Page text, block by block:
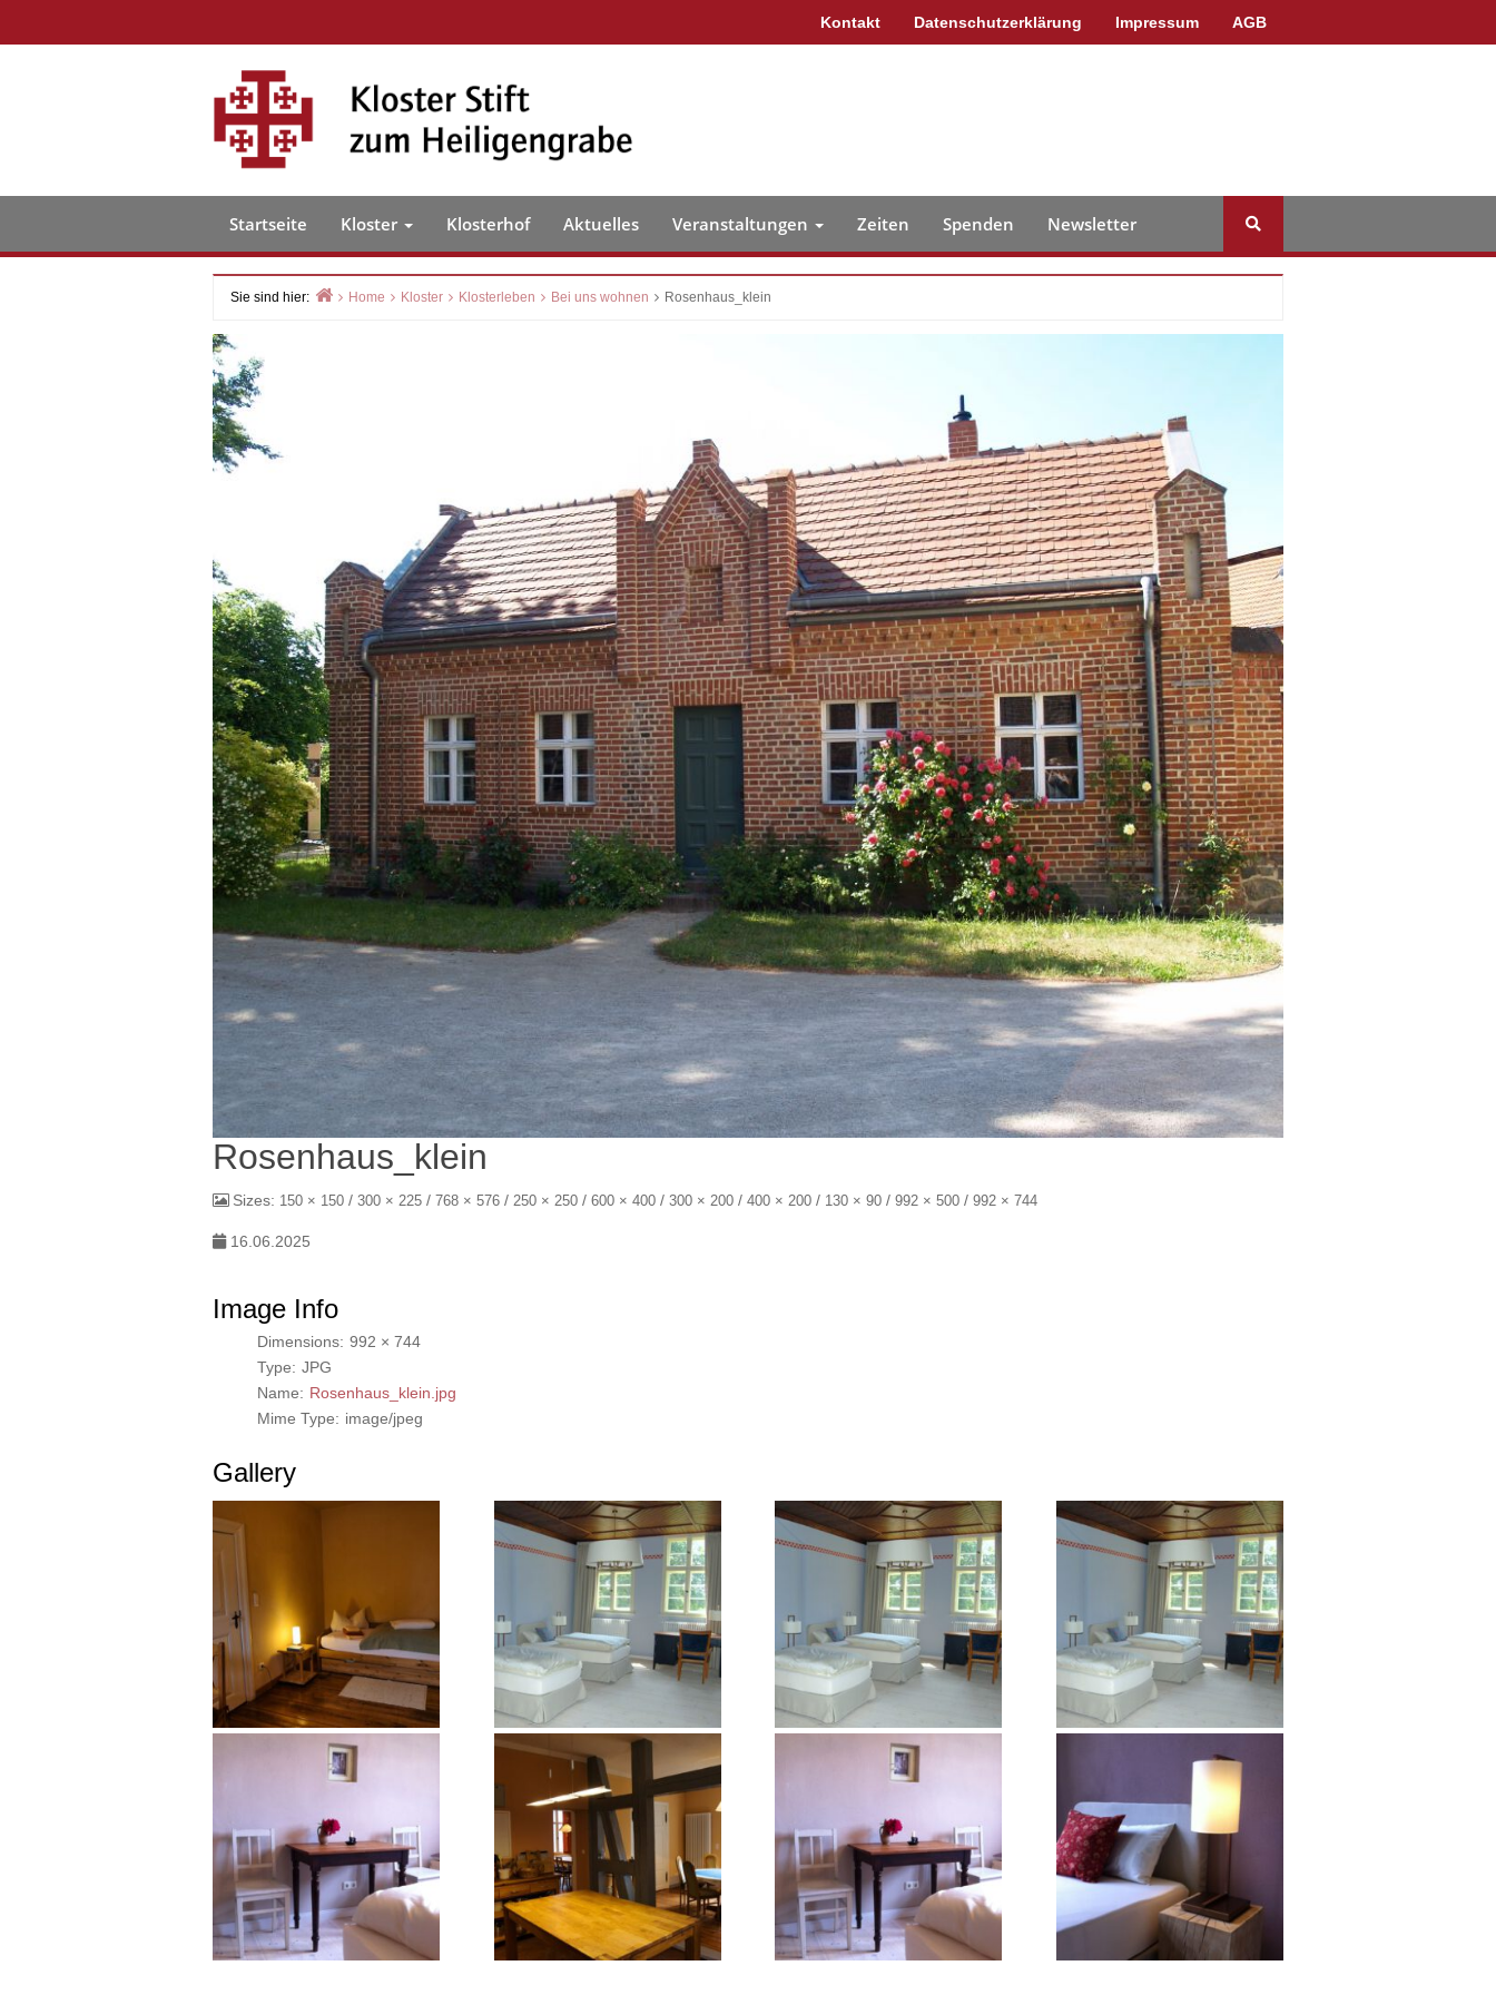
Kontakt Datenschutzerklärung Impressum AGB
Startseite Kloster Klosterhof Aktuelles Veranstaltungen Zeiten Spenden Newsletter
Sie sind hier: Home Kloster Klosterleben Bei uns wohnen Rosenhaus_klein
Rosenhaus_klein
Sizes: 150 × 150 / 300 × 225 / 768 × 576 / 250 × 250 / 600 × 400 / 300 × 200 / 400 × 200 / 130 × 90 / 992 × 500 / 992 × 744
16.06.2025
Image Info
Dimensions: 992 × 744
Type: JPG
Name: Rosenhaus_klein.jpg
Mime Type: image/jpeg
Gallery